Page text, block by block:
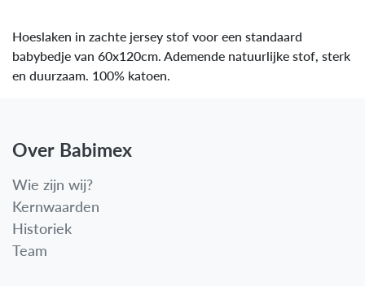
Hoeslaken in zachte jersey stof voor een standaard
babybedje van 60x120cm. Ademende natuurlijke stof, sterk
en duurzaam. 100% katoen.
Over Babimex
Wie zijn wij?
Kernwaarden
Historiek
Team